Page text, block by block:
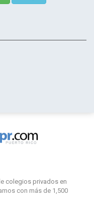
colegios privados en
con más de 1,500